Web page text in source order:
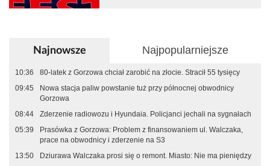
Najnowsze Najpopularniejsze
10:36
80-latek z Gorzowa chciał zarobić na złocie. Stracił 55 tysięcy
09:45
Nowa stacja paliw powstanie tuż przy północnej obwodnicy
Gorzowa
08:44
Zderzenie radiowozu i Hyundaia. Policjanci jechali na sygnałach
05:39
Prasówka z Gorzowa: Problem z finansowaniem ul. Walczaka,
prace na obwodnicy i zderzenie na S3
13:50
Dziurawa Walczaka prosi się o remont. Miasto: Nie ma pieniędzy